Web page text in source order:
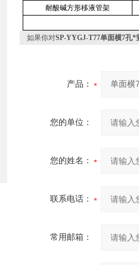
耐酸碱方形移液管架
如果你对SP-YYGJ-T77单面横7孔*
产品：
您的单位：
您的姓名：
联系电话：
常用邮箱：